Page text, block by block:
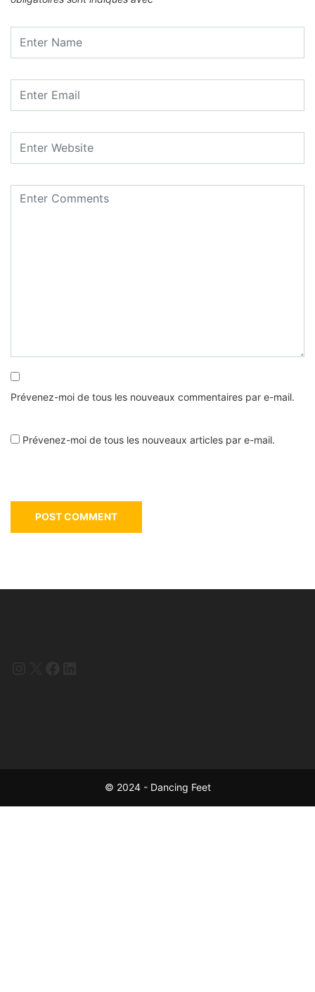
Prévenez-moi de tous les nouveaux commentaires par e-mail.
Prévenez-moi de tous les nouveaux articles par e-mail.
© 2024 - Dancing Feet